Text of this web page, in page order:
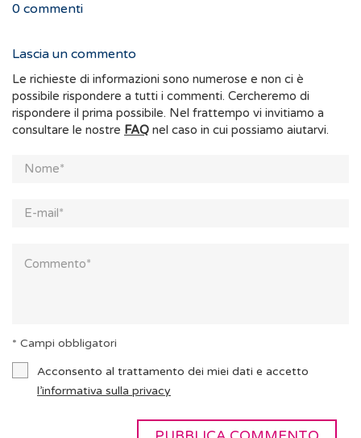
0 commenti
Lascia un commento
Le richieste di informazioni sono numerose e non ci è
possibile rispondere a tutti i commenti. Cercheremo di
rispondere il prima possibile. Nel frattempo vi invitiamo a
consultare le nostre FAQ nel caso in cui possiamo aiutarvi.
* Campi obbligatori
Acconsento al trattamento dei miei dati e accetto
l’informativa sulla privacy